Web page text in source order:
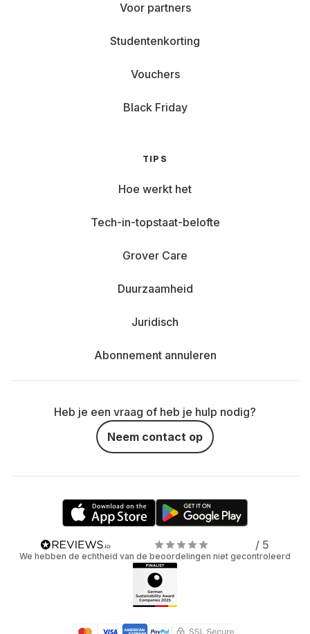
Voor partners
Studentenkorting
Vouchers
Black Friday
TIPS
Hoe werkt het
Tech-in-topstaat-belofte
Grover Care
Duurzaamheid
Juridisch
Abonnement annuleren
Heb je een vraag of heb je hulp nodig?
Neem contact op
/ 5
We hebben de echtheid van de beoordelingen niet gecontroleerd